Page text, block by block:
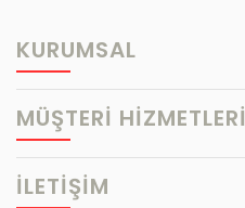
KURUMSAL
MÜŞTERİ HİZMETLERİ
İLETİŞİM